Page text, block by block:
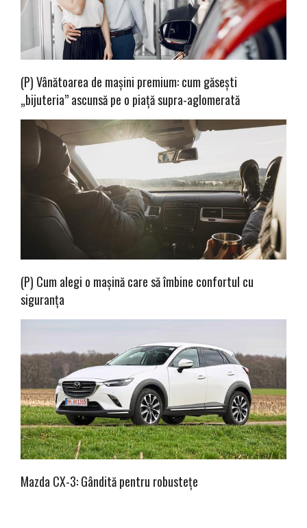
(P) Vânătoarea de mașini premium: cum găsești
„bijuteria” ascunsă pe o piață supra-aglomerată
(P) Cum alegi o mașină care să îmbine confortul cu
siguranța
Mazda CX-3: Gândită pentru robustețe